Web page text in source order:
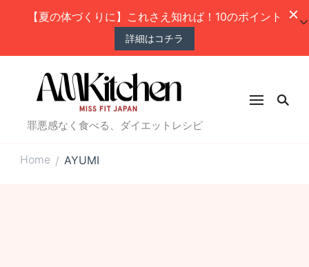
【夏の体づくりに】これさえ知れば！10のポイント
詳細はコチラ
罪悪感なく食べる、ダイエットレシピ
Home / AYUMI